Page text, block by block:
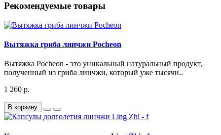
Рекомендуемые товары
Вытяжка гриба линчжи Pocheon
Вытяжка Pocheon - это уникальный натуральный продукт,
полученный из гриба линчжи, который уже тысячи..
1 260 р.
В корзину